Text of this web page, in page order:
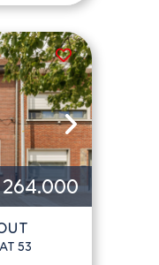
53